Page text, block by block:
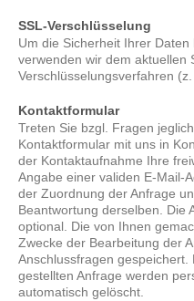
SSL-Verschlüsselung
Um die Sicherheit Ihrer
verwenden wir dem aktuellen
Verschlüsselungsverfahren
Kontaktformular
Treten Sie bzgl. Fragen
Kontaktformular mit uns in
der Kontaktaufnahme Ihre
Angabe einer validen E-Mail-
der Zuordnung der Anfrage
Beantwortung derselben. Die
optional. Die von Ihnen
Zwecke der Bearbeitung der
Anschlussfragen
gestellten Anfrage werden
automatisch gelöscht.